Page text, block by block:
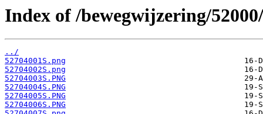
Index of /bewegwijzering/
../
52704001S.png
52704002S.png
52704003S.PNG
52704004S.PNG
52704005S.PNG
52704006S.PNG